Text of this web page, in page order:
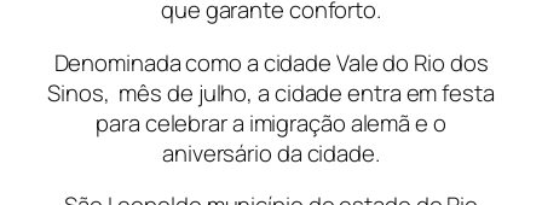
que garante conforto.
Denominada como a cidade Vale do Rio dos
Sinos, mês de julho, a cidade entra em festa
para celebrar a imigração alemã e o
aniversário da cidade.